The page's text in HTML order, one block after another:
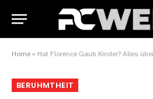
Home » Hat Florence Gaub Kinder? Alles über das
BERUHMTHEIT